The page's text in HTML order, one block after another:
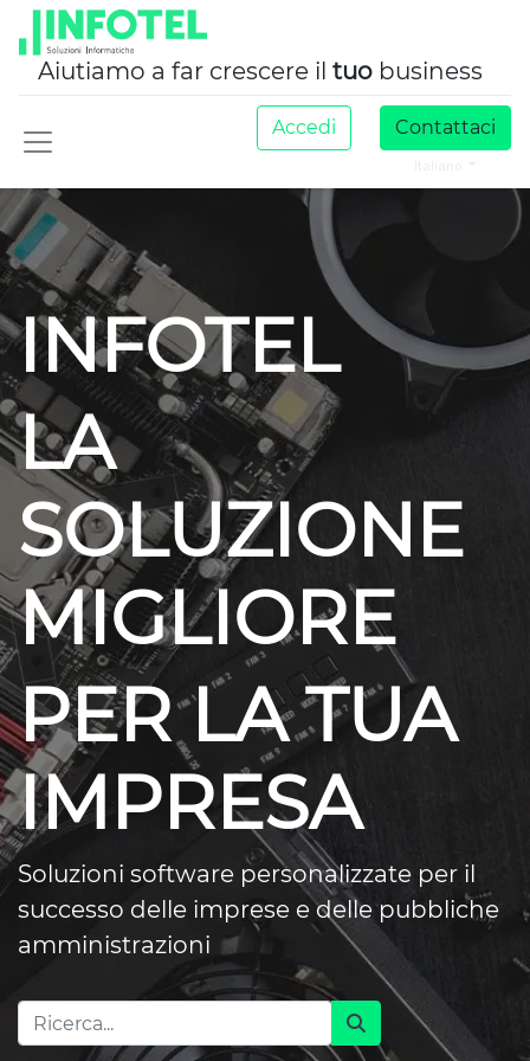
Aiutiamo a far crescere il tuo business
Accedi Contattaci
INFOTEL
LA
SOLUZIONE
MIGLIORE
PER LA TUA
IMPRESA
Soluzioni software personalizzate per il
successo delle imprese e delle pubbliche
amministrazioni